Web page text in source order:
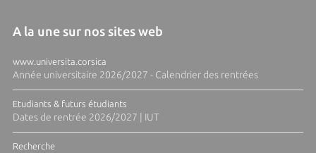
A la une sur nos sites web
www.universita.corsica
Année universitaire 2026/2027 - Calendrier des rentrées
Etudiants & futurs étudiants
Dates de rentrée 2026/2027 | IUT
Recherche